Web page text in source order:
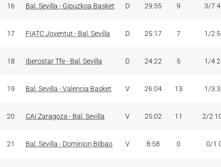
16 Bal. Sevilla - Gipuzkoa Basket D 29:35 9 3/7
17 FIATC Joventut - Bal. Sevilla D 25:17 7 1/2
18 Iberostar Tfe - Bal. Sevilla D 24:22 5 1/4
19 Bal. Sevilla - Valencia Basket V 26:04 13 1/3
20 CAI Zaragoza - Bal. Sevilla V 25:02 11 2/2
21 Bal. Sevilla - Dominion Bilbao V 8:58 0 0/1